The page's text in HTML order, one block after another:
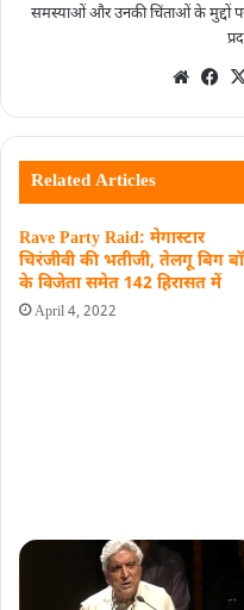
समस्याओं और उनकी चिंताओं के मुद्दों
Related Articles
Rave Party Raid: मेगास्टार
चिरंजीवी की भतीजी, तेलगू बिग
के विजेता समेत 142 हिरासत में
April 4, 2022